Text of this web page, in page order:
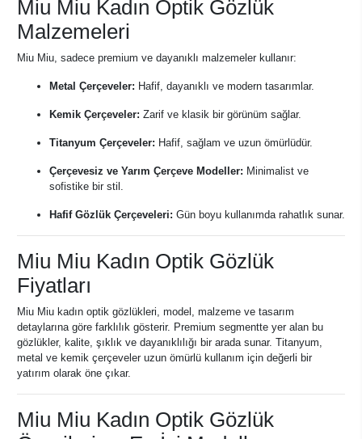
Miu Miu Kadın Optik Gözlük
Malzemeleri
Miu Miu, sadece premium ve dayanıklı malzemeler kullanır:
Metal Çerçeveler: Hafif, dayanıklı ve modern tasarımlar.
Kemik Çerçeveler: Zarif ve klasik bir görünüm sağlar.
Titanyum Çerçeveler: Hafif, sağlam ve uzun ömürlüdür.
Çerçevesiz ve Yarım Çerçeve Modeller: Minimalist ve
sofistike bir stil.
Hafif Gözlük Çerçeveleri: Gün boyu kullanımda rahatlık sunar.
Miu Miu Kadın Optik Gözlük
Fiyatları
Miu Miu kadın optik gözlükleri, model, malzeme ve tasarım
detaylarına göre farklılık gösterir. Premium segmentte yer alan bu
gözlükler, kalite, şıklık ve dayanıklılığı bir arada sunar. Titanyum,
metal ve kemik çerçeveler uzun ömürlü kullanım için değerli bir
yatırım olarak öne çıkar.
Miu Miu Kadın Optik Gözlük